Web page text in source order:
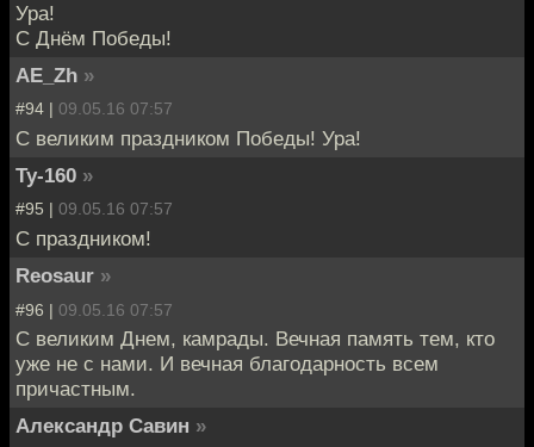
Ура!
С Днём Победы!
AE_Zh »
#94 | 09.05.16 07:57
С великим праздником Победы! Ура!
Ту-160 »
#95 | 09.05.16 07:57
С праздником!
Reosaur »
#96 | 09.05.16 07:57
С великим Днем, камрады. Вечная память тем, кто
уже не с нами. И вечная благодарность всем
причастным.
Александр Савин »